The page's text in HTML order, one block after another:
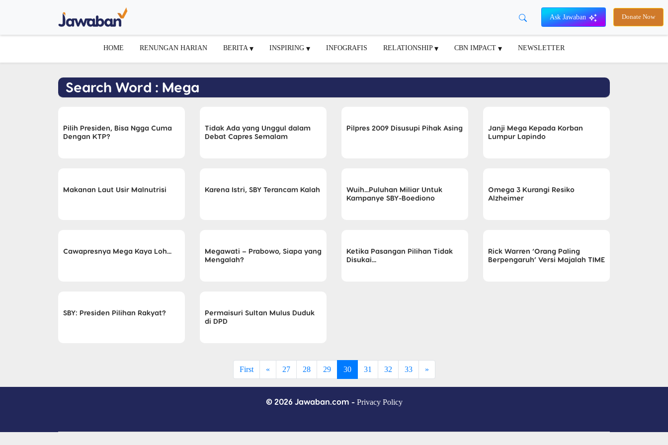
Ask Jawaban Donate Now
HOME RENUNGAN HARIAN BERITA INSPIRING INFOGRAFIS RELATIONSHIP CBN IMPACT NEWSLETTER
Search Word : Mega
Pilih Presiden, Bisa Ngga Cuma
Dengan KTP?
Tidak Ada yang Unggul dalam
Debat Capres Semalam
Pilpres 2009 Disusupi Pihak Asing
Janji Mega Kepada Korban
Lumpur Lapindo
Makanan Laut Usir Malnutrisi Karena Istri, SBY Terancam Kalah
Wuih...Puluhan Miliar Untuk
Kampanye SBY-Boediono
Omega 3 Kurangi Resiko
Alzheimer
Cawapresnya Mega Kaya Loh...
Megawati – Prabowo, Siapa yang
Mengalah?
Ketika Pasangan Pilihan Tidak
Disukai...
Rick Warren ‘Orang Paling
Berpengaruh’ Versi Majalah TIME
SBY: Presiden Pilihan Rakyat?
Permaisuri Sultan Mulus Duduk
di DPD
First « 27 28 29 30 31 32 33 »
© 2026 Jawaban.com - Privacy Policy